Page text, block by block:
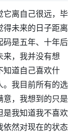
它离自己很远，毕
得未来的日子距离
码是五年、十年后
来，我并没有想
知道自己喜欢什
。我目前所有的选
意，我想到的只是
是我知道我不喜欢
依然对现在的状态